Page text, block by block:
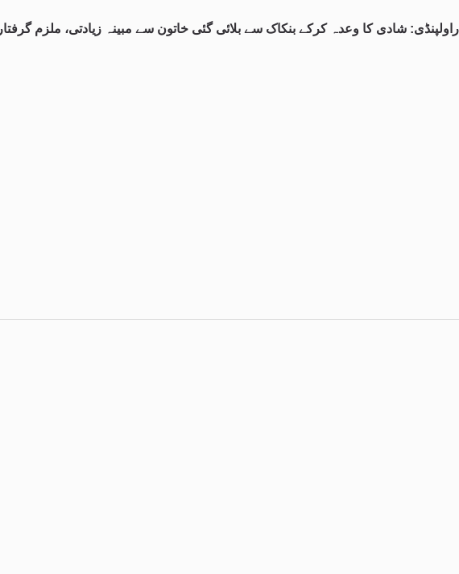
راولپنڈی: شادی کا وعدہ کرکے بنکاک سے بلائی گئی خاتون سے مبینہ زیادتی، ملزم گرفتار